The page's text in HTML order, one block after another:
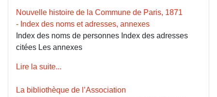
Nouvelle histoire de la Commune de Paris, 1871
- Index des noms et adresses, annexes
Index des noms de personnes Index des adresses
citées Les annexes
Lire la suite...
La bibliothèque de l’Association